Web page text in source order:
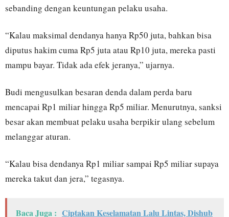
sebanding dengan keuntungan pelaku usaha.
“Kalau maksimal dendanya hanya Rp50 juta, bahkan bisa
diputus hakim cuma Rp5 juta atau Rp10 juta, mereka pasti
mampu bayar. Tidak ada efek jeranya,” ujarnya.
Budi mengusulkan besaran denda dalam perda baru
mencapai Rp1 miliar hingga Rp5 miliar. Menurutnya, sanksi
besar akan membuat pelaku usaha berpikir ulang sebelum
melanggar aturan.
“Kalau bisa dendanya Rp1 miliar sampai Rp5 miliar supaya
mereka takut dan jera,” tegasnya.
Baca Juga : Ciptakan Keselamatan Lalu Lintas, Dishub